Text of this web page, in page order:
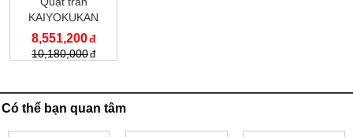
KAIYOKUKAN
KOCHI 168
8,551,200
10,180,000
Có thể bạn quan tâm